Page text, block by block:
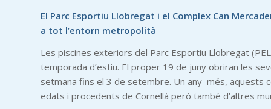
El Parc Esportiu Llobregat i el Complex Can
a tot l’entorn metropolità
Les piscines exteriors del Parc Esportiu Llobregat
temporada d’estiu. El proper 19 de juny obriran les
setmana fins el 3 de setembre. Un any més,
edats i procedents de Cornellà però també d’altres